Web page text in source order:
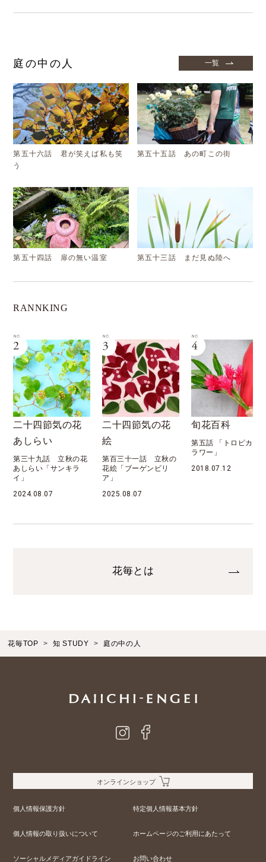
庭の中の人 一覧
第五十六話 君が笑えば私も笑
う
第五十五話 あの町この街
第五十四話 扉の無い温室 第五十三話 まだ見ぬ陸へ
RANNKING
二十四節気の花
あしらい
第三十九話 立秋の花
あしらい「サンキラ
イ」
2024.08.07
二十四節気の花
絵
第百三十一話 立秋の
花絵「ブーゲンビリ
ア」
2025.08.07
旬花百科
第五話 「トロピカル
ラワー」
2018.07.12
花毎とは
花毎TOP 知 STUDY 庭の中の人
オンラインショップ
個人情報保護方針 特定個人情報基本方針
個人情報の取り扱いについて ホームページのご利用にあたって
ソーシャルメディアガイドライン お問い合わせ